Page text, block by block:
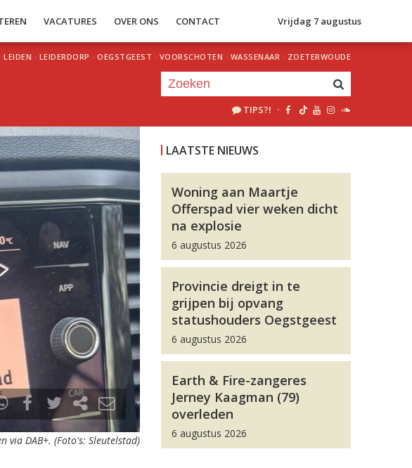
VACATURES OVER ONS CONTACT Vrijdag 7 augustus
LEIDEN · LEIDERDORP · OEGSTGEEST · VOORSCHOTEN · WASSENAAR · ZOETERWOUDE
TIPS?! ·
via DAB+. (Foto's: Sleutelstad)
LAATSTE NIEUWS
Woning aan Maartje
Offerspad vier weken dicht
na explosie
6 augustus 2026
Provincie dreigt in te
grijpen bij opvang
statushouders Oegstgeest
6 augustus 2026
Earth & Fire-zangeres
Jerney Kaagman (79)
overleden
6 augustus 2026